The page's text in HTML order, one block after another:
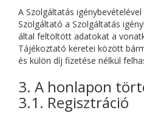
A Szolgáltatás
Szolgáltató a Szolgáltatás
által feltöltött adatokat a
Tájékoztató keretei között
és külön díj fizetése nélkül
3. A honlapon
3.1. Regisztráció